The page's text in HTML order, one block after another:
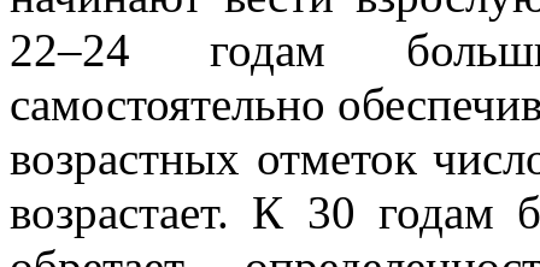
22–24 годам
самостоятельно
возрастных отметок
возрастает. К 30 годам